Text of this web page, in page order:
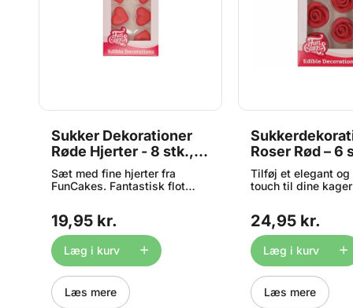
Sukker Dekorationer
Røde Hjerter - 8 stk.,
FunCakes
Sæt med fine hjerter fra
FunCakes. Fantastisk flot
8 røde hjerter Opbevares tørt
og køligt (12-20°C) og ikke i
direkte sollys. Størrelse: ca. 2
cm i diameter.
19,95 kr.
Læg i kurv
Læs mere
Roser Rød – 6
FunCakes
Tilføj et elegant og
touch til dine
sukkerdekorationer
nemt at skabe et
professionelt
kager, cupcakes og
Placer roserne
kage i en dekorativ
opsætning, eller
24,95 kr.
Læg i kurv
Læs mere